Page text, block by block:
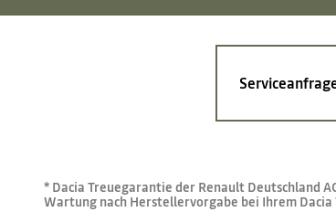
* Dacia Treuegarantie der Renault Deutschland
Wartung nach Herstellervorgabe bei Ihrem